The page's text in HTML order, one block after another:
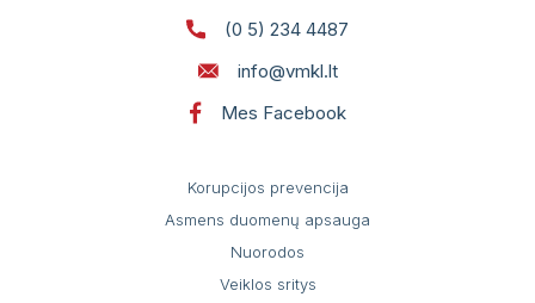
(0 5) 234 4487
info@vmkl.lt
Mes Facebook
Korupcijos prevencija
Asmens duomenų apsauga
Nuorodos
Veiklos sritys